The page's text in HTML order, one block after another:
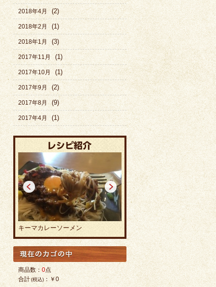
2018年4月 (2)
2018年2月 (1)
2018年1月 (3)
2017年11月 (1)
2017年10月 (1)
2017年9月 (2)
2017年8月 (9)
2017年4月 (1)
焼カレーラーメン カレーラーメン
< >
商品数：0点
合計(税込)： ￥0